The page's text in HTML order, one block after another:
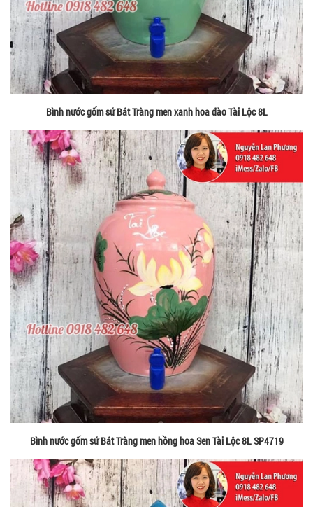
Bình nước gốm sứ Bát Tràng men xanh hoa đào Tài Lộc 8L
Bình nước gốm sứ Bát Tràng men hồng hoa Sen Tài Lộc 8L SP4719